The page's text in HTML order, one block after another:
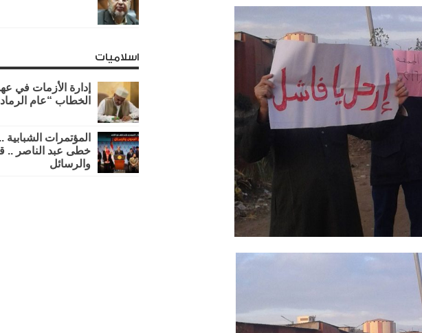
اسلاميات
إدارة الأزمات في
الخطاب “عام
المؤتمرات
خطى عبد الناصر ..
والرسائل